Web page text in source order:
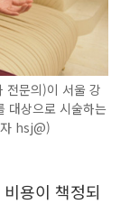
문의)이 서울 강
대상으로 시술하는
hsj@)
용이 책정되